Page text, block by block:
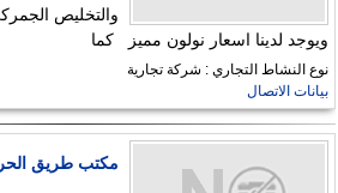
والتخليص
ويوجد لدينا اسعار نولون مميز كما
نوع النشاط التجاري : شركة تجارية
بيانات الاتصال
مكتب طريق